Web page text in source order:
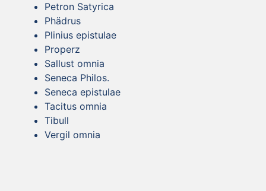
Petron Satyrica
Phädrus
Plinius epistulae
Properz
Sallust omnia
Seneca Philos.
Seneca epistulae
Tacitus omnia
Tibull
Vergil omnia